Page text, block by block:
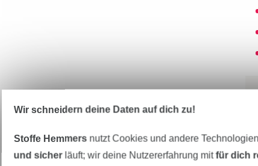
Wir schneidern deine Daten auf dich zu!
Stoffe Hemmers nutzt Cookies und andere
und sicherläuft; wir deine Nutzererfahrung mitfür dich